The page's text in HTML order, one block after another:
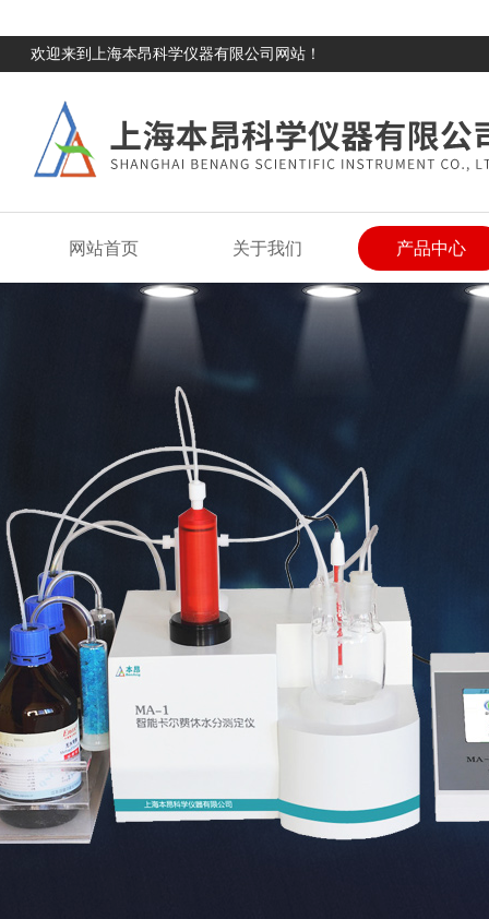
欢迎来到上海本昂科学仪器有限公司网站！
网站首页 关于我们 产品中心